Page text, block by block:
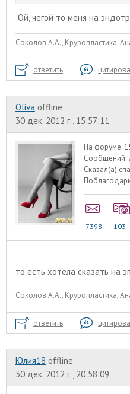
Ой, чегой то меня на
Соколов А.А., Круропластика,
ответить
Oliva offline
30 дек. 2012 г., 15:57:11
На форуме:
Сообщений:
Сказал(а)
7398 103
то есть хотела сказать на
Соколов А.А., Круропластика,
ответить
Юлия18 offline
30 дек. 2012 г., 20:58:09